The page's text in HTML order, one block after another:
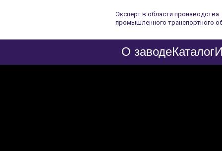
Эксперт в области производства
промышленного транспортного
О заводеКаталог